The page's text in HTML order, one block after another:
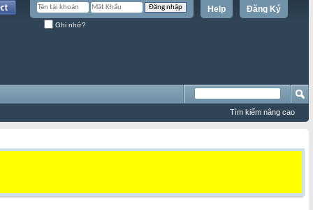
Đăng Ký
Help
Ghi nhớ?
Tìm kiếm nâng cao